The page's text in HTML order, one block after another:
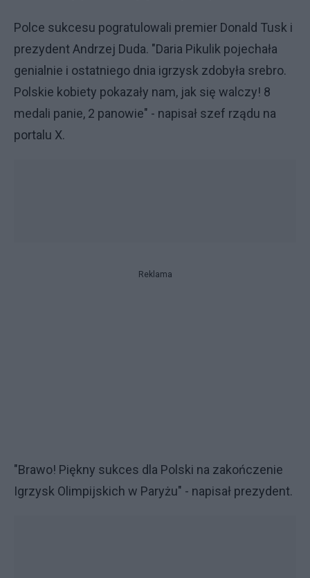
Polce sukcesu pogratulowali premier Donald Tusk i
prezydent Andrzej Duda. "Daria Pikulik pojechała
genialnie i ostatniego dnia igrzysk zdobyła srebro.
Polskie kobiety pokazały nam, jak się walczy! 8
medali panie, 2 panowie" - napisał szef rządu na
portalu X.
Reklama
"Brawo! Piękny sukces dla Polski na zakończenie
Igrzysk Olimpijskich w Paryżu" - napisał prezydent.